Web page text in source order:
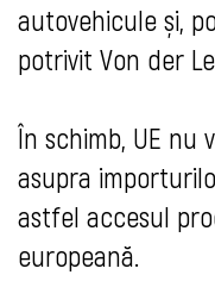
autovehicule și,
potrivit Von der
În schimb, UE nu
asupra
astfel accesul
europeană.